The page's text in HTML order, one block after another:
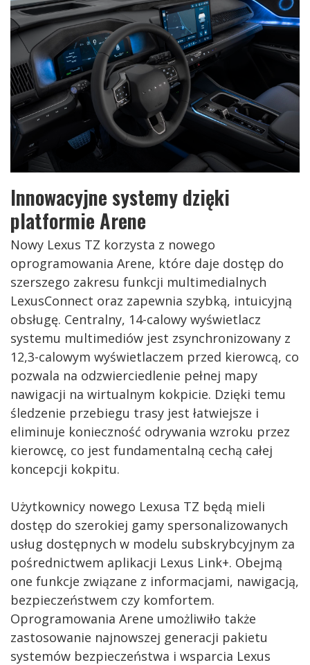
Innowacyjne systemy dzięki
platformie Arene
Nowy Lexus TZ korzysta z nowego
oprogramowania Arene, które daje dostęp do
szerszego zakresu funkcji multimedialnych
LexusConnect oraz zapewnia szybką, intuicyjną
obsługę. Centralny, 14-calowy wyświetlacz
systemu multimediów jest zsynchronizowany z
12,3-calowym wyświetlaczem przed kierowcą, co
pozwala na odzwierciedlenie pełnej mapy
nawigacji na wirtualnym kokpicie. Dzięki temu
śledzenie przebiegu trasy jest łatwiejsze i
eliminuje konieczność odrywania wzroku przez
kierowcę, co jest fundamentalną cechą całej
koncepcji kokpitu.
Użytkownicy nowego Lexusa TZ będą mieli
dostęp do szerokiej gamy spersonalizowanych
usług dostępnych w modelu subskrybcyjnym za
pośrednictwem aplikacji Lexus Link+. Obejmą
one funkcje związane z informacjami, nawigacją,
bezpieczeństwem czy komfortem.
Oprogramowania Arene umożliwiło także
zastosowanie najnowszej generacji pakietu
systemów bezpieczeństwa i wsparcia Lexus